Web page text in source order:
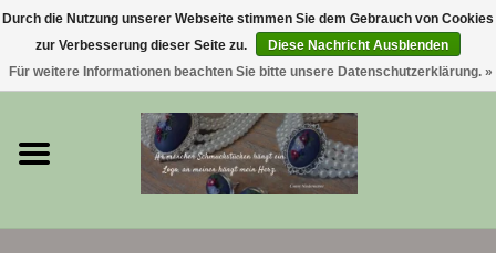
0 Artikel - €0,00
Trachtenschmuck & Ketten
exklusive Kropfketten
Durch die Nutzung unserer Webseite stimmen Sie dem Gebrauch von Cookies
zur Verbesserung dieser Seite zu.
Diese Nachricht Ausblenden
Für weitere Informationen beachten Sie bitte unsere Datenschutzerklärung. »